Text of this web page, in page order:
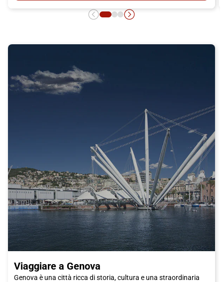
Viaggiare a Genova
Genova è una città ricca di storia, cultura e una straordinaria